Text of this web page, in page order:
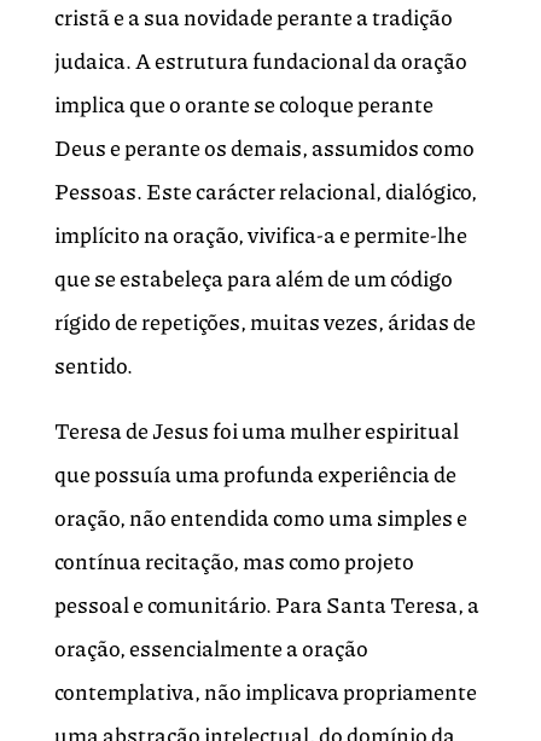
cristã e a sua novidade perante a tradição
judaica. A estrutura fundacional da oração
implica que o orante se coloque perante
Deus e perante os demais, assumidos como
Pessoas. Este carácter relacional, dialógico,
implícito na oração, vivifica-a e permite-lhe
que se estabeleça para além de um código
rígido de repetições, muitas vezes, áridas de
sentido.
Teresa de Jesus foi uma mulher espiritual
que possuía uma profunda experiência de
oração, não entendida como uma simples e
contínua recitação, mas como projeto
pessoal e comunitário. Para Santa Teresa, a
oração, essencialmente a oração
contemplativa, não implicava propriamente